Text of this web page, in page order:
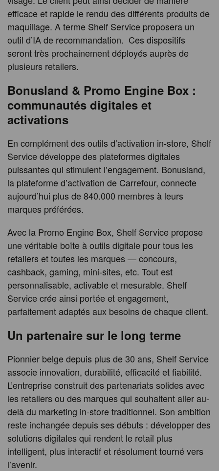
efficace et rapide le rendu des différents produits de
maquillage. A terme Shelf Service proposera un
outil d’IA de recommandation. Ces dispositifs
seront très prochainement déployés auprès de
plusieurs retailers.
Bonusland & Promo Engine Box :
communautés digitales et
activations
En complément des outils d’activation in-store, Shelf
Service développe des plateformes digitales
puissantes qui stimulent l’engagement. Bonusland,
la plateforme d’activation de Carrefour, connecte
aujourd’hui plus de 840.000 membres à leurs
marques préférées.
Avec la Promo Engine Box, Shelf Service propose
une véritable boîte à outils digitale pour tous les
retailers et toutes les marques — concours,
cashback, gaming, mini-sites, etc. Tout est
personnalisable, activable et mesurable. Shelf
Service crée ainsi portée et engagement,
parfaitement adaptés aux besoins de chaque client.
Un partenaire sur le long terme
Pionnier belge depuis plus de 30 ans, Shelf Service
associe innovation, durabilité, efficacité et fiabilité.
L’entreprise construit des partenariats solides avec
les retailers ou des marques qui souhaitent aller au-
delà du marketing in-store traditionnel. Son ambition
reste inchangée depuis ses débuts : développer des
solutions digitales qui rendent le retail plus
intelligent, plus interactif et résolument tourné vers
l’avenir.